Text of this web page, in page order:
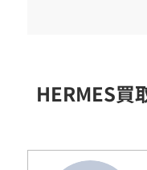
HERMES買